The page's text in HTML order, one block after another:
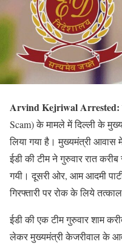
Arvind Kejriwal Arrested:
Scam) के मामले में दिल्ली के
लिया गया है। मुख्यमंत्री आवास
ईडी की टीम ने गुरुवार रात
गयी। दूसरी ओर, आम आदमी
गिरफ्तारी पर रोक के लिये
ईडी की एक टीम गुरुवार शाम
लेकर मुख्यमंत्री केजरीवाल के